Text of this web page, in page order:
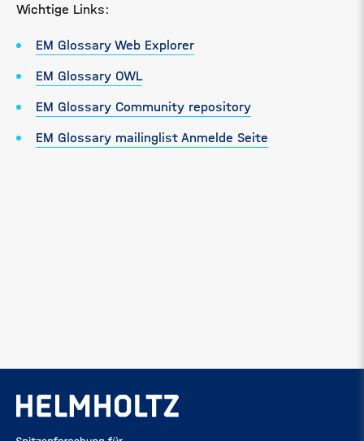
Wichtige Links:
EM Glossary Web Explorer
EM Glossary OWL
EM Glossary Community repository
EM Glossary mailinglist Anmelde Seite